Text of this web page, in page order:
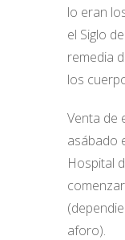
lo eran
el Siglo
remedia
los
Venta de
asábado
Hospital
aforo).